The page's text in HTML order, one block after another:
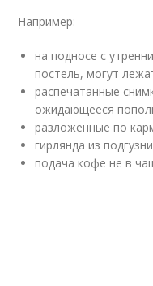
Например:
на подносе с
постель, могут
распечатанные
ожидающееся
разложенные по
гирлянда из
подача кофе не в